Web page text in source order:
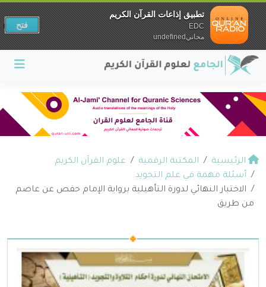
الرئيسية المكتبة الرقمية
علوم القرآن الكريم
أسئلة مهمة في علم التجويد
الاختبار النهائي لدورة التأهيلية برواية الإمام حفص عن عاصم
من طريق
تطبيق إذاعات القرآن الكريم
EDC
مجانيundefined
فتح